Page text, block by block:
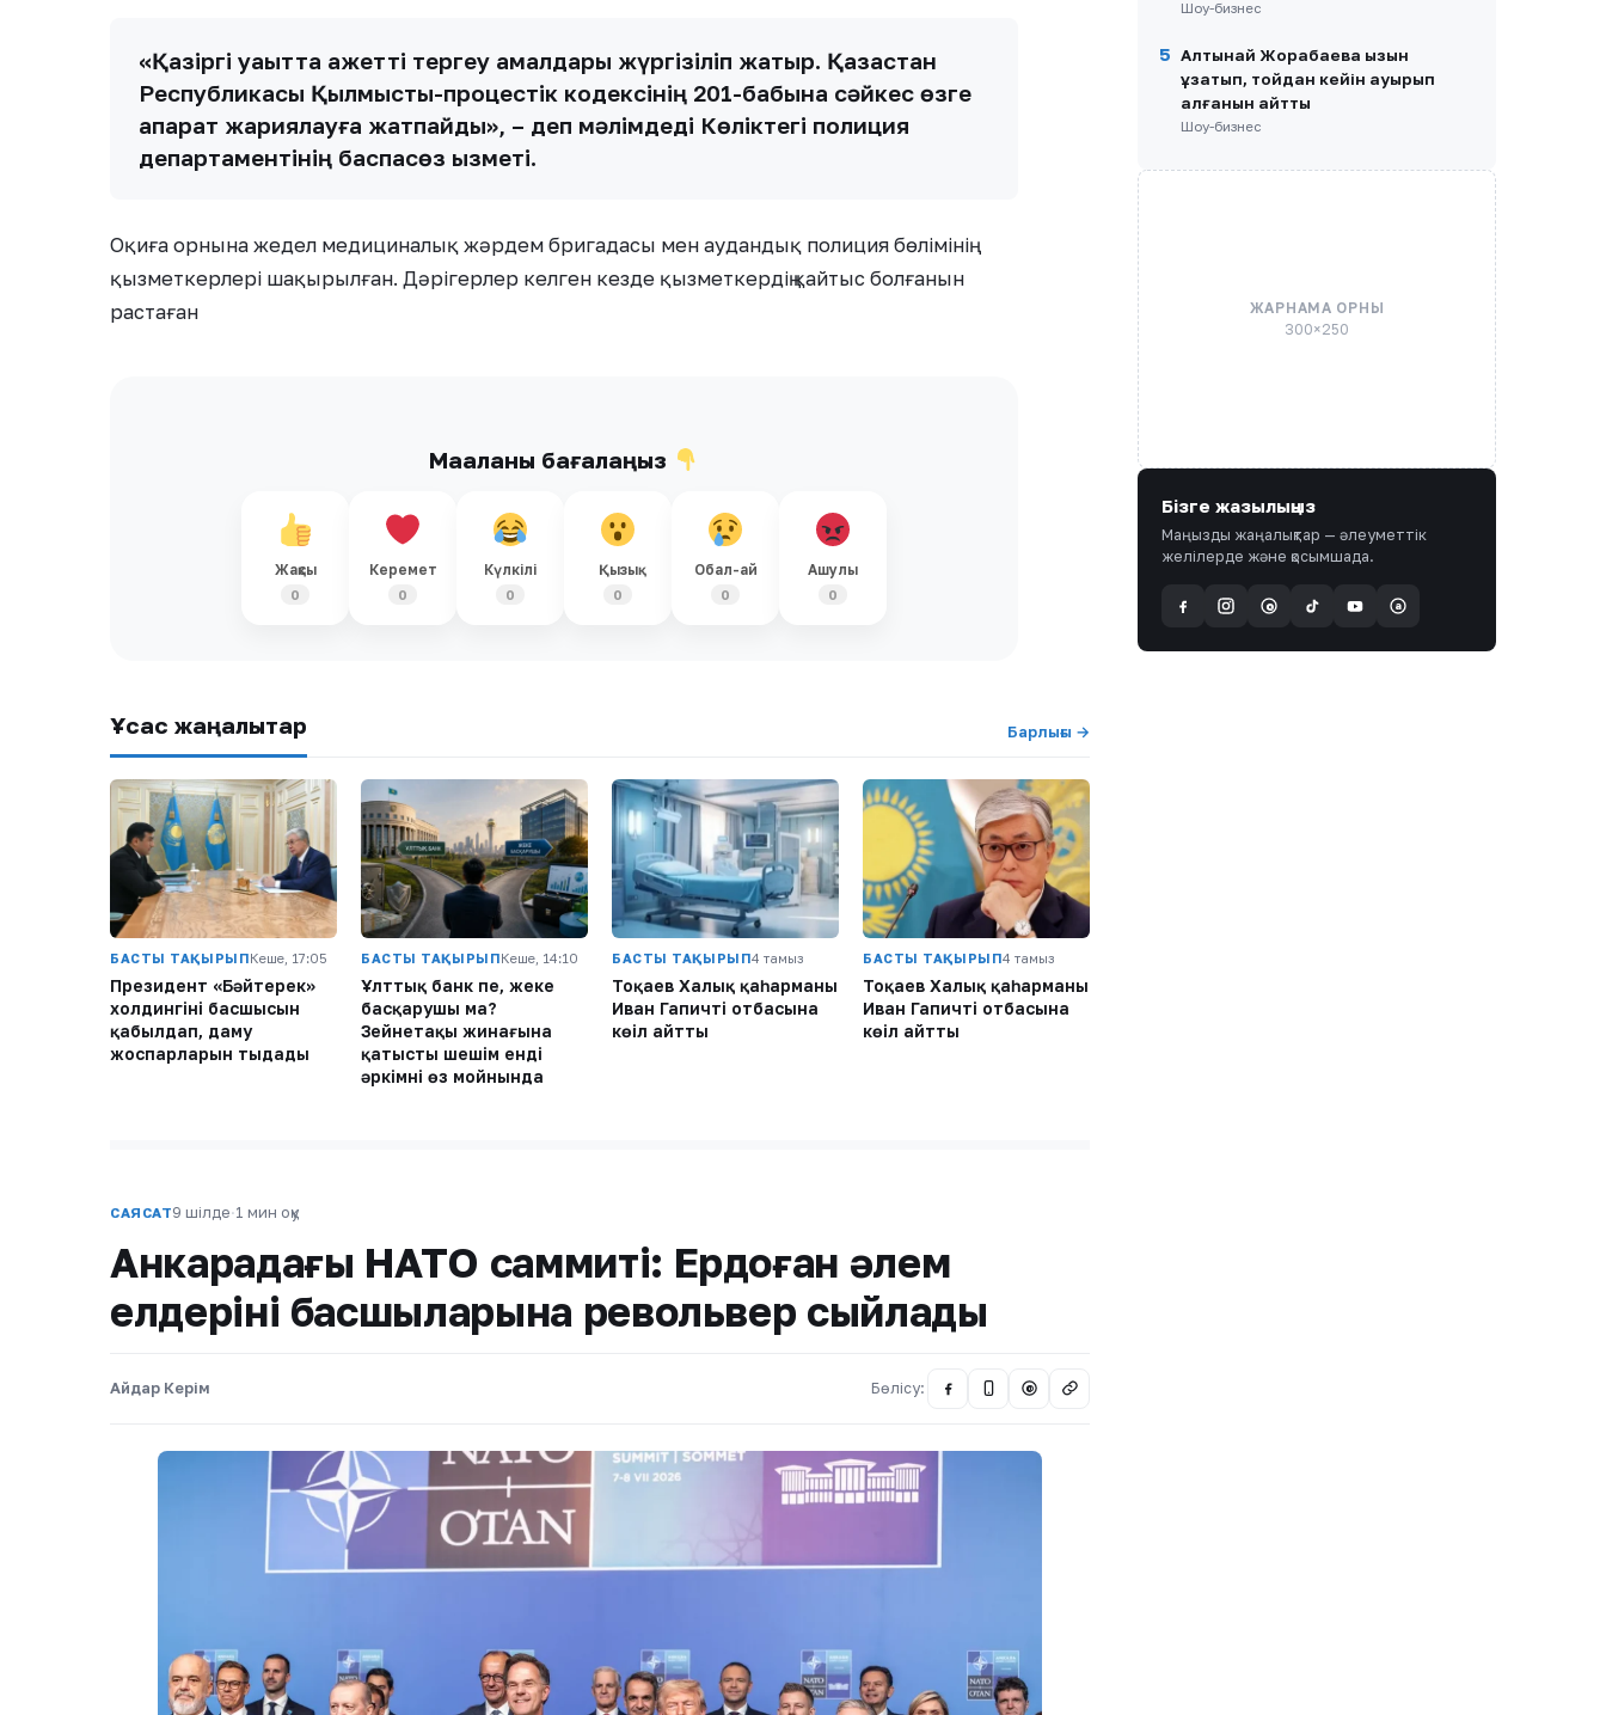
«Қазіргі уақытта қажетті тергеу амалдары жүргізіліп жатыр. Қазақстан
Республикасы Қылмыстық-процестік кодексінің 201-бабына сәйкес өзге
ақпарат жариялауға жатпайды», – деп мәлімдеді Көліктегі полиция
департаментінің баспасөз қызметі.
Оқиға орнына жедел медициналық жәрдем бригадасы мен аудандық полиция бөлімінің
қызметкерлері шақырылған. Дәрігерлер келген кезде қызметкердің қайтыс болғанын
растаған
Мақаланы бағалаңыз
Жақсы
0
Керемет
0
Күлкілі
0
Қызық
0
Обал-ай
0
Ашулы
0
Ұқсас жаңалықтар Барлығы →
БАСТЫ ТАҚЫРЫПКеше, 17:05
Президент «Бәйтерек»
холдингінің басшысын
қабылдап, даму
жоспарларын тыңдады
БАСТЫ ТАҚЫРЫПКеше, 14:10
Ұлттық банк пе, жеке
басқарушы ма?
Зейнетақы жинағына
қатысты шешім енді
әркімнің өз мойнында
БАСТЫ ТАҚЫРЫП4 тамыз
Тоқаев Халық қаһарманы
Иван Гапичтің отбасына
көңіл айтты
БАСТЫ ТАҚЫРЫП4 тамыз
Тоқаев Халық қаһарманы
Иван Гапичтің отбасына
көңіл айтты
САЯСАТ9 шілде·1 мин оқу
Анкарадағы НАТО саммиті: Ердоған әлем
елдерінің басшыларына револьвер сыйлады
Айдар Керім Бөлісу: @
Шоу-бизнес
5 Алтынай Жорабаева қызын
ұзатып, тойдан кейін ауырып
қалғанын айтты
Шоу-бизнес
ЖАРНАМА ОРНЫ
300×250
Бізге жазылыңыз
Маңызды жаңалықтар — әлеуметтік
желілерде және қосымшада.
@ a